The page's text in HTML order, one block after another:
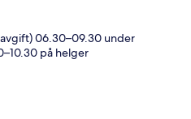
06.30–09.30 under
på helger